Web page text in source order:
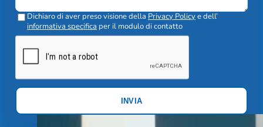
Dichiaro di aver preso visione della Privacy Policye dell’
informativa specifica per il modulo di contatto
INVIA